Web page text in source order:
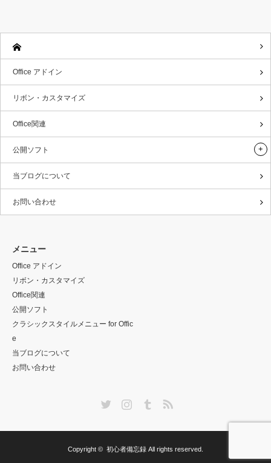
Office アドイン
リボン・カスタマイズ
Office関連
公開ソフト
当ブログについて
お問い合わせ
メニュー
Office アドイン
リボン・カスタマイズ
Office関連
公開ソフト
クラシックスタイルメニュー for Offic
e
当ブログについて
お問い合わせ
Copyright © 初心者備忘録 All rights reserved.